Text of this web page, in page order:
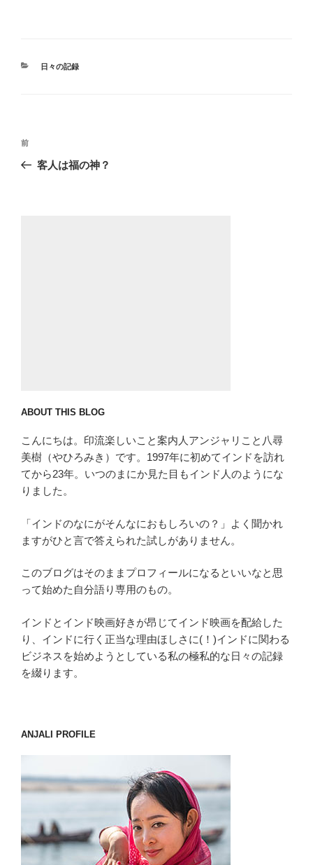
カ
日々の記録
投
ナ
過
去
前
客人は福の神？
ABOUT THIS BLOG
こんにちは。印流楽しいこと案内人アンジャリこと八尋
美樹（やひろみき）です。1997年に初めてインドを訪れ
てから23年。いつのまにか見た目もインド人のようにな
りました。
「インドのなにがそんなにおもしろいの？」よく聞かれ
ますがひと言で答えられた試しがありません。
このブログはそのままプロフィールになるといいなと思
って始めた自分語り専用のもの。
インドとインド映画好きが昂じてインド映画を配給した
り、インドに行く正当な理由ほしさに(！)インドに関わる
ビジネスを始めようとしている私の極私的な日々の記録
を綴ります。
ANJALI PROFILE